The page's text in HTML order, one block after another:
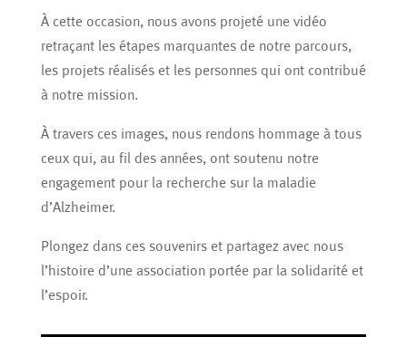
À cette occasion, nous avons projeté une vidéo
retraçant les étapes marquantes de notre parcours,
les projets réalisés et les personnes qui ont contribué
à notre mission.
À travers ces images, nous rendons hommage à tous
ceux qui, au fil des années, ont soutenu notre
engagement pour la recherche sur la maladie
d’Alzheimer.
Plongez dans ces souvenirs et partagez avec nous
l’histoire d’une association portée par la solidarité et
l’espoir.